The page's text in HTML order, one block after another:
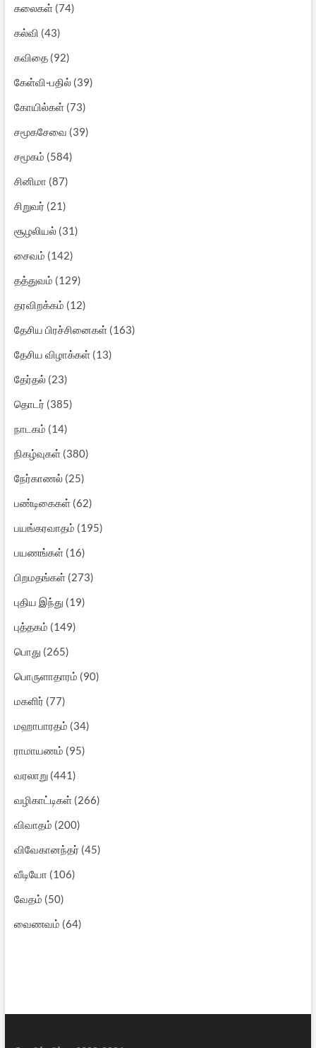
கலைகள்(74)
கல்வி (43)
கவிதை(92)
கேள்வி-பதில்(39)
கோயில்கள்(73)
சமூகசேவை (39)
சமூகம் (584)
சினிமா (87)
சிறுவர் (21)
சூழலியல்(31)
சைவம் (142)
தத்துவம் (129)
தரவிறக்கம் (12)
தேசிய பிரச்சினைகள்(163)
தேசிய விழாக்கள்(13)
தேர்தல்(23)
தொடர் (385)
நாடகம் (14)
நிகழ்வுகள்(380)
நேர்காணல்(25)
பண்டிகைகள்(62)
பயங்கரவாதம் (195)
பயணங்கள்(16)
பிறமதங்கள்(273)
புதிய இந்து (19)
புத்தகம் (149)
பொது (265)
பொருளாதாரம் (90)
மகளிர் (77)
மஹாபாரதம் (34)
ராமாயணம் (95)
வரலாறு(441)
வழிகாட்டிகள்(266)
விவாதம் (200)
விவேகானந்தர் (45)
வீடியோ (106)
வேதம் (50)
வைணவம் (64)